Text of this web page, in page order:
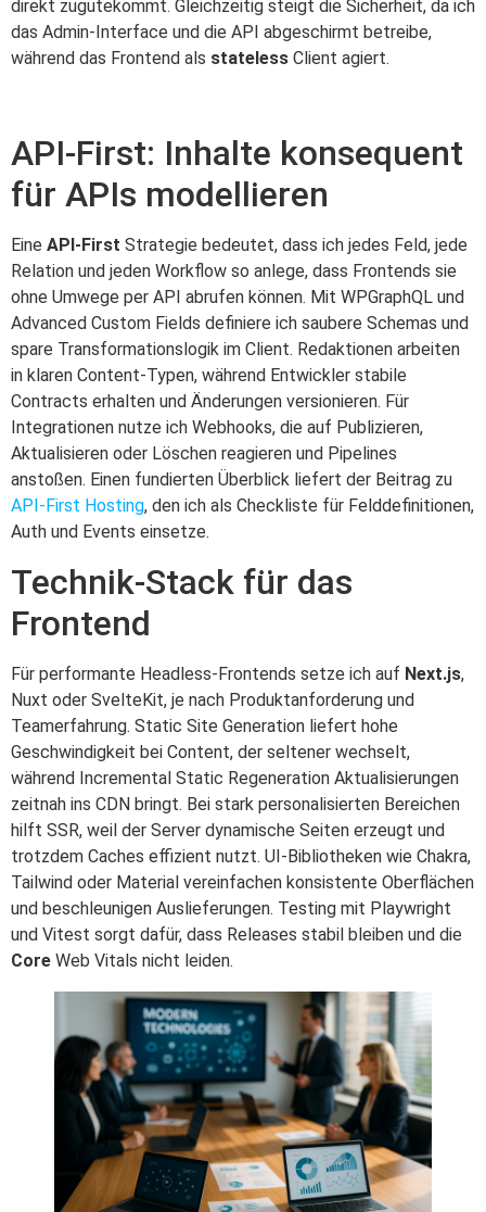
direkt zugutekommt. Gleichzeitig steigt die Sicherheit, da ich
das Admin-Interface und die API abgeschirmt betreibe,
während das Frontend als stateless Client agiert.
API‑First: Inhalte konsequent
für APIs modellieren
Eine API‑First Strategie bedeutet, dass ich jedes Feld, jede
Relation und jeden Workflow so anlege, dass Frontends sie
ohne Umwege per API abrufen können. Mit WPGraphQL und
Advanced Custom Fields definiere ich saubere Schemas und
spare Transformationslogik im Client. Redaktionen arbeiten
in klaren Content-Typen, während Entwickler stabile
Contracts erhalten und Änderungen versionieren. Für
Integrationen nutze ich Webhooks, die auf Publizieren,
Aktualisieren oder Löschen reagieren und Pipelines
anstoßen. Einen fundierten Überblick liefert der Beitrag zu
API‑First Hosting, den ich als Checkliste für Felddefinitionen,
Auth und Events einsetze.
Technik‑Stack für das
Frontend
Für performante Headless‑Frontends setze ich auf Next.js,
Nuxt oder SvelteKit, je nach Produktanforderung und
Teamerfahrung. Static Site Generation liefert hohe
Geschwindigkeit bei Content, der seltener wechselt,
während Incremental Static Regeneration Aktualisierungen
zeitnah ins CDN bringt. Bei stark personalisierten Bereichen
hilft SSR, weil der Server dynamische Seiten erzeugt und
trotzdem Caches effizient nutzt. UI‑Bibliotheken wie Chakra,
Tailwind oder Material vereinfachen konsistente Oberflächen
und beschleunigen Auslieferungen. Testing mit Playwright
und Vitest sorgt dafür, dass Releases stabil bleiben und die
Core Web Vitals nicht leiden.